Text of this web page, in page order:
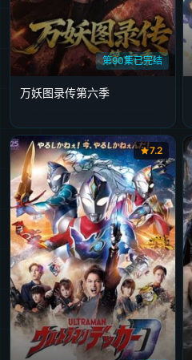
第90集已完结
万妖图录传第六季
7.2